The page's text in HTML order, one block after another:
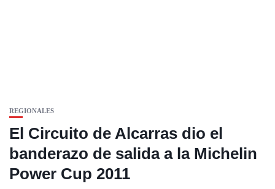
REGIONALES
El Circuito de Alcarras dio el
banderazo de salida a la Michelin
Power Cup 2011